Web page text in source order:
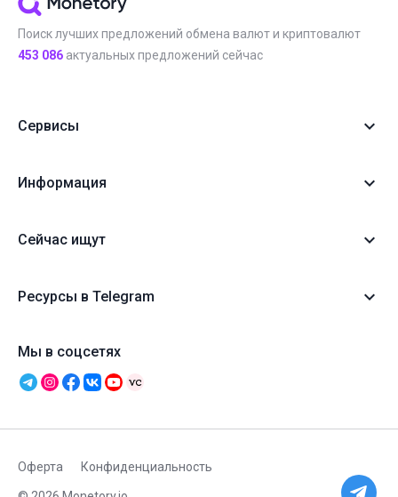
Поиск лучших предложений обмена валют и криптовалют
453 086 актуальных предложений сейчас
Сервисы
Информация
Сейчас ищут
Ресурсы в Telegram
Мы в соцсетях
Оферта Конфиденциальность